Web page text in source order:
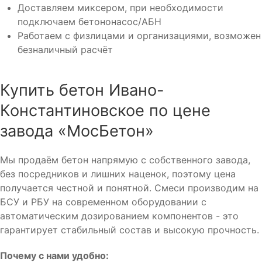
Доставляем миксером, при необходимости
подключаем бетононасос/АБН
Работаем с физлицами и организациями, возможен
безналичный расчёт
Купить бетон Ивано-
Константиновское по цене
завода «МосБетон»
Мы продаём бетон напрямую с собственного завода,
без посредников и лишних наценок, поэтому цена
получается честной и понятной. Смеси производим на
БСУ и РБУ на современном оборудовании с
автоматическим дозированием компонентов - это
гарантирует стабильный состав и высокую прочность.
Почему с нами удобно: